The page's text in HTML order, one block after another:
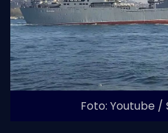
Foto: Youtube /